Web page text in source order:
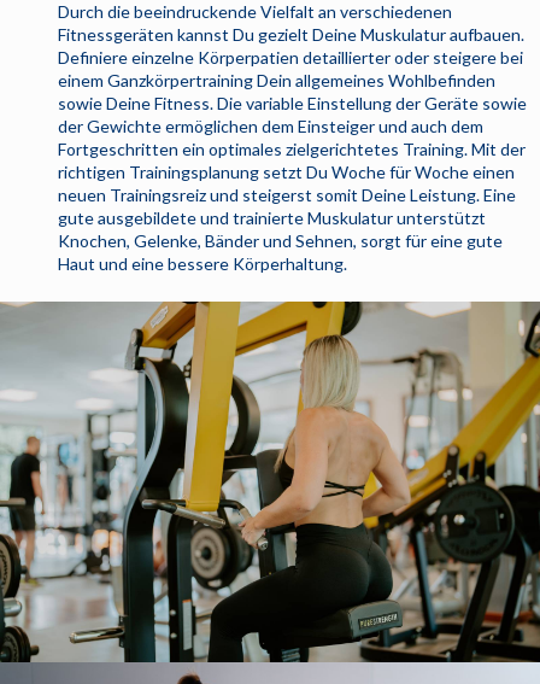
Durch die beeindruckende Vielfalt an verschiedenen
Fitnessgeräten kannst Du gezielt Deine Muskulatur aufbauen.
Definiere einzelne Körperpatien detaillierter oder steigere bei
einem Ganzkörpertraining Dein allgemeines Wohlbefinden
sowie Deine Fitness. Die variable Einstellung der Geräte sowie
der Gewichte ermöglichen dem Einsteiger und auch dem
Fortgeschritten ein optimales zielgerichtetes Training. Mit der
richtigen Trainingsplanung setzt Du Woche für Woche einen
neuen Trainingsreiz und steigerst somit Deine Leistung. Eine
gute ausgebildete und trainierte Muskulatur unterstützt
Knochen, Gelenke, Bänder und Sehnen, sorgt für eine gute
Haut und eine bessere Körperhaltung.